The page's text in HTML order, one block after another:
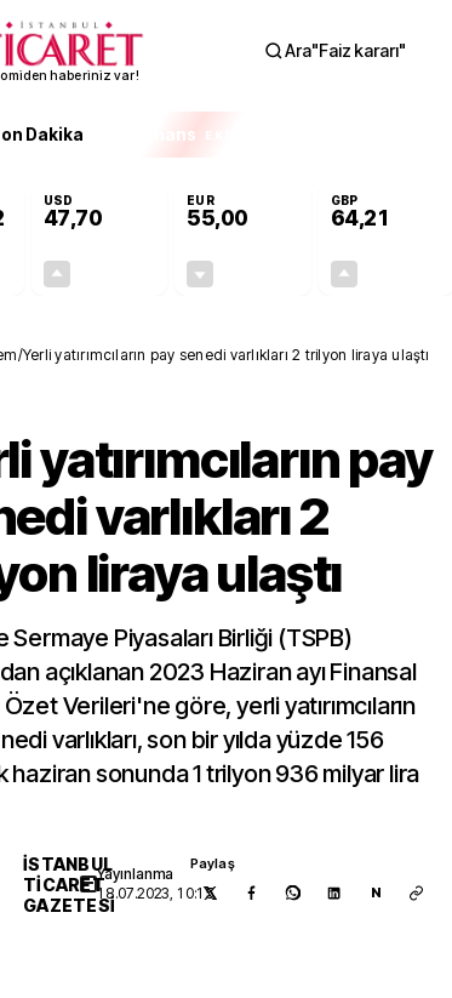
haberiniz var!
Ara"Faiz kararı"
Dakika Finans
USD
47,70
EUR
55,00
GBP
64,21
/Yerli yatırımcıların pay senedi varlıkları 2 trilyon liraya ulaştı
yatırımcıların pay
varlıkları 2
liraya ulaştı
Sermaye Piyasaları Birliği (TSPB)
açıklanan 2023 Haziran ayı Finansal
Verileri'ne göre, yerli yatırımcıların
varlıkları, son bir yılda yüzde 156
haziran sonunda 1 trilyon 936 milyar lira
İSTANBUL
TICARET
GAZETESI
Yayınlanma
18.07.2023, 10:15
Paylaş
N